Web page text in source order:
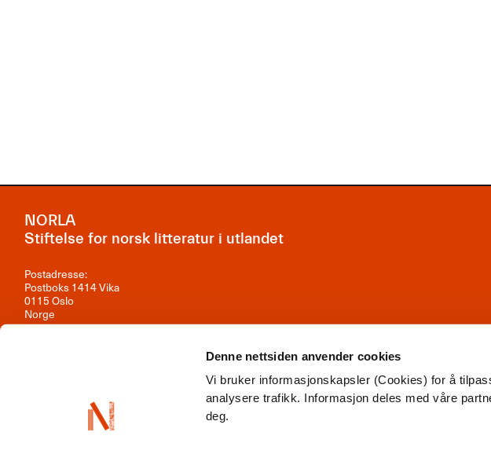
Denne nettsiden anvender cookies
Vi bruker informasjonskapsler (Cookies) for å
analysere trafikk. Informasjon deles med våre
deg.
NORLA
Stiftelse for norsk litteratur i utlandet
Postadresse:
Postboks 1414 Vika
0115 Oslo
Norge
Org.nr: 981 242 297